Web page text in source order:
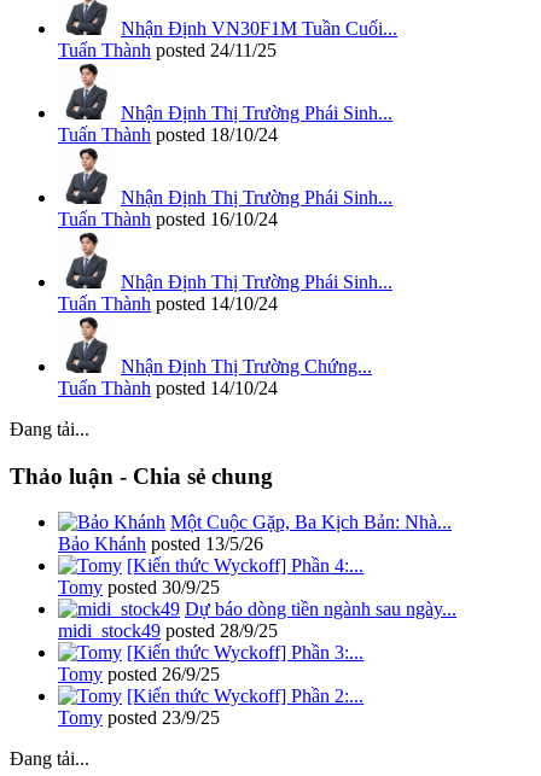
Nhận Định VN30F1M Tuần Cuối...
Tuấn Thành posted 24/11/25
Nhận Định Thị Trường Phái Sinh...
Tuấn Thành posted 18/10/24
Nhận Định Thị Trường Phái Sinh...
Tuấn Thành posted 16/10/24
Nhận Định Thị Trường Phái Sinh...
Tuấn Thành posted 14/10/24
Nhận Định Thị Trường Chứng...
Tuấn Thành posted 14/10/24
Đang tải...
Thảo luận - Chia sẻ chung
Một Cuộc Gặp, Ba Kịch Bản: Nhà...
Bảo Khánh posted 13/5/26
[Kiến thức Wyckoff] Phần 4:...
Tomy posted 30/9/25
Dự báo dòng tiền ngành sau ngày...
midi_stock49 posted 28/9/25
[Kiến thức Wyckoff] Phần 3:...
Tomy posted 26/9/25
[Kiến thức Wyckoff] Phần 2:...
Tomy posted 23/9/25
Đang tải...